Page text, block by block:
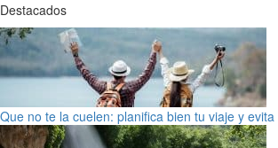
Destacados
Que no te la cuelen: planifica bien tu viaje y